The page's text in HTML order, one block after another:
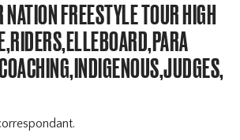
FREESTYLE TOUR HIGH